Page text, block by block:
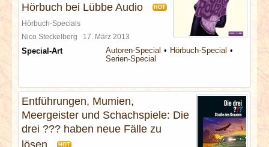
Hörbuch bei Lübbe Audio
HOT
Hörbuch-Specials
Nico Steckelberg 17. März 2013
Special-Art Autoren-Special
Hörbuch-Special
Serien-Special
Entführungen, Mumien,
Meergeister und Schachspiele: Die
drei ??? haben neue Fälle zu
lösen
HOT